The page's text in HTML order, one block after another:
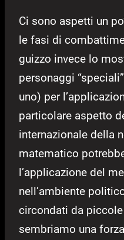
Ci sono aspetti un
le fasi di
guizzo invece lo
personaggi
uno) per
particolare aspetto
internazionale della
matematico
l’applicazione del
nell’ambiente
circondati da
sembriamo una